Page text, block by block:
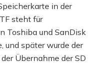
in der
steht für
Toshiba und SanDisk
und später wurde der
Übernahme der SD